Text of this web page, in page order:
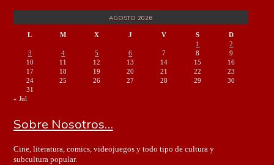
AGOSTO 2026
L M X J V S
D
1
2
3
4 5 6 7 8
9
10
11 12 13 14 15
16
17
18 19 20 21 22
23
24
25 26 27 28 29
30
31
« Jul
Sobre Nosotros…
Cine, literatura, comics, videojuegos y todo tipo de cultura y
subcultura popular.